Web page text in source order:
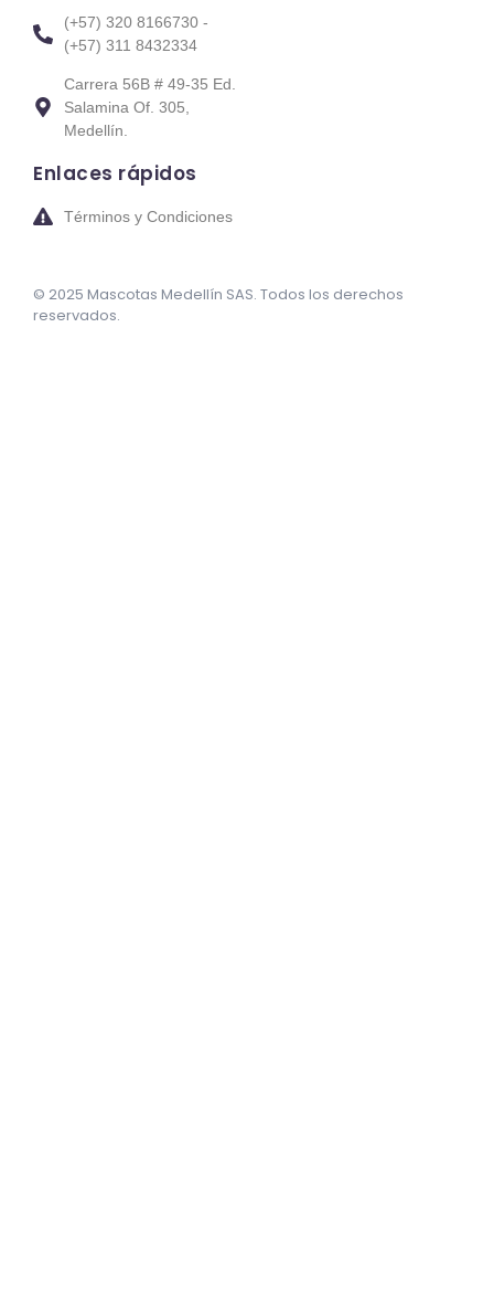
(+57) 320 8166730 -
(+57) 311 8432334
Carrera 56B # 49-35 Ed.
Salamina Of. 305,
Medellín.
Enlaces rápidos
Términos y Condiciones
© 2025 Mascotas Medellín SAS. Todos los derechos
reservados.